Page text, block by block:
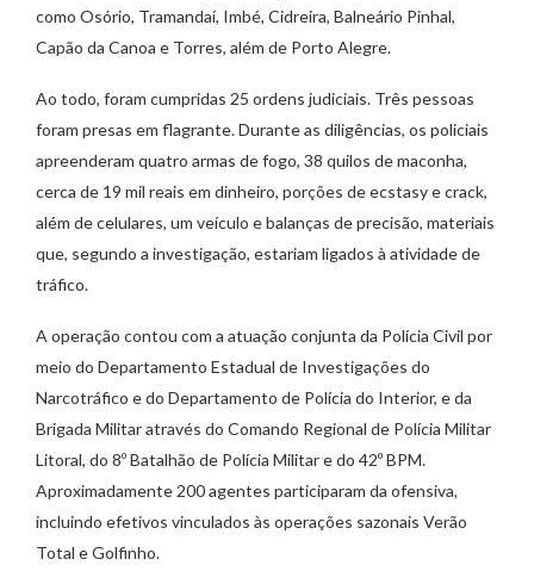
como Osório, Tramandaí, Imbé, Cidreira, Balneário Pinhal,
Capão da Canoa e Torres, além de Porto Alegre.
Ao todo, foram cumpridas 25 ordens judiciais. Três pessoas
foram presas em flagrante. Durante as diligências, os policiais
apreenderam quatro armas de fogo, 38 quilos de maconha,
cerca de 19 mil reais em dinheiro, porções de ecstasy e crack,
além de celulares, um veículo e balanças de precisão, materiais
que, segundo a investigação, estariam ligados à atividade de
tráfico.
A operação contou com a atuação conjunta da Polícia Civil por
meio do Departamento Estadual de Investigações do
Narcotráfico e do Departamento de Polícia do Interior, e da
Brigada Militar através do Comando Regional de Polícia Militar
Litoral, do 8º Batalhão de Polícia Militar e do 42º BPM.
Aproximadamente 200 agentes participaram da ofensiva,
incluindo efetivos vinculados às operações sazonais Verão
Total e Golfinho.